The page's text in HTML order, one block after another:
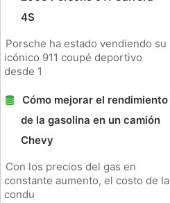
4S
Porsche ha estado vendiendo su
icónico 911 coupé deportivo
desde 1
Cómo mejorar el rendimiento
de la gasolina en un camión
Chevy
Con los precios del gas en
constante aumento, el costo de la
condu